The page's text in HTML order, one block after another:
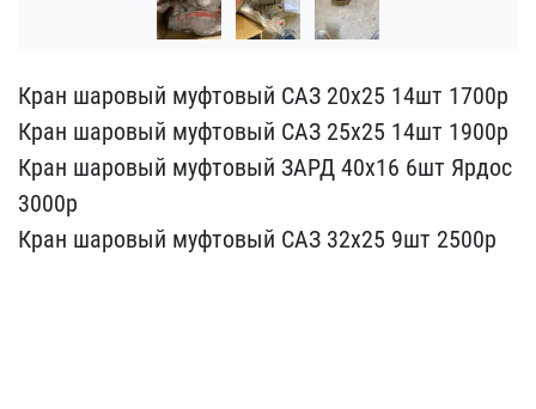
Кран шаровый муфтовый СА​З 20х25 14шт 1700р
Кран ​шаровый муфтовый САЗ 25х​25 14шт 1900р
Кран шаров​ый муфтовый ЗАРД 40х16 6​шт Ярдос
3000р
Кран шар​овый муфтовый САЗ 32х25 ​9шт 2500р